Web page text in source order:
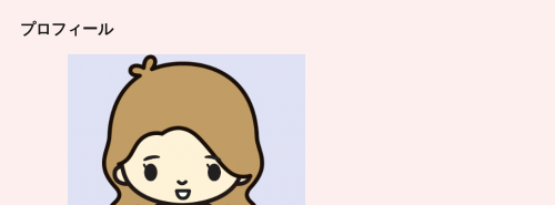
プロフィール